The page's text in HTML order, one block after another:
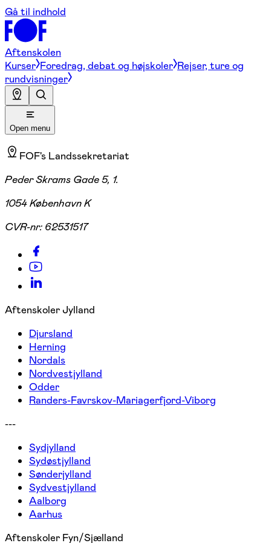
Gå til indhold
Aftenskolen
Kurser Foredrag, debat og højskoler Rejser, ture og
rundvisninger
Open menu
FOF's Landssekretariat
Peder Skrams Gade 5, 1.
1054 København K
CVR-nr: 62531517
Aftenskoler Jylland
Djursland
Herning
Nordals
Nordvestjylland
Odder
Randers-Favrskov-Mariagerfjord-Viborg
---
Sydjylland
Sydøstjylland
Sønderjylland
Sydvestjylland
Aalborg
Aarhus
Aftenskoler Fyn/Sjælland